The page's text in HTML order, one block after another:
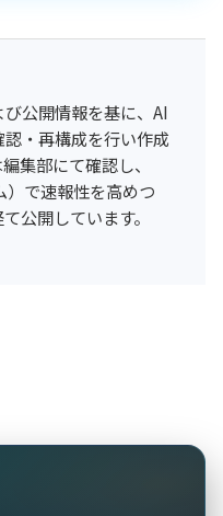
公開情報を基に、AI
・再構成を行い作成
集部にて確認し、
で速報性を高めつ
公開しています。